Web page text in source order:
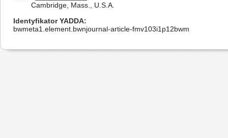
Cambridge, Mass., U.S.A.
Identyfikator YADDA
bwmeta1.element.bwnjournal-article-fmv103i1p12bwm